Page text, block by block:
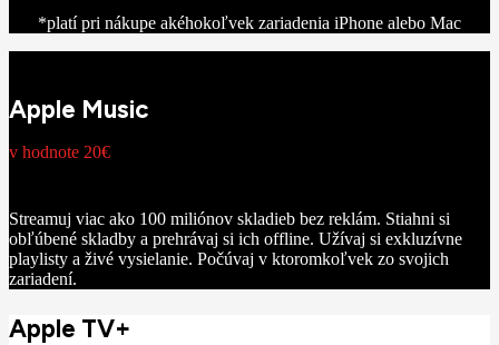
*platí pri nákupe akéhokoľvek zariadenia iPhone alebo Mac
Apple Music
v hodnote 20€
Streamuj viac ako 100 miliónov skladieb bez reklám. Stiahni si
obľúbené skladby a prehrávaj si ich offline. Užívaj si exkluzívne
playlisty a živé vysielanie. Počúvaj v ktoromkoľvek zo svojich
zariadení.
Apple TV+